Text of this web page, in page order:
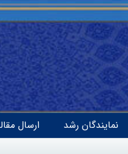
نمایندگان رشد ارسال